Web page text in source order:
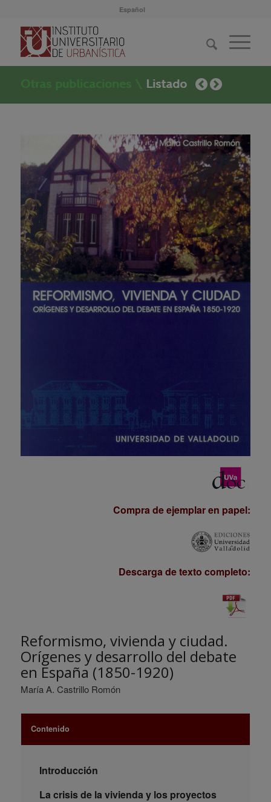
Español
Compra de ejemplar en papel:
Descarga de texto completo:
Reformismo, vivienda y ciudad.
Orígenes y desarrollo del debate
en España (1850-1920)
María A. Castrillo Romón
Contenido
Introducción
La crisis de la vivienda y los proyectos